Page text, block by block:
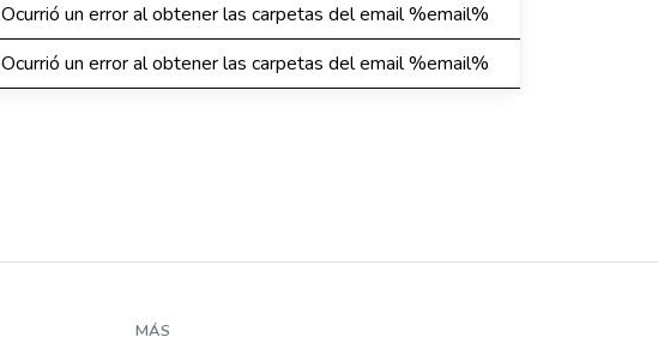
Ocurrió un error al obtener las carpetas del email %email%
Ocurrió un error al obtener las carpetas del email %email%
MÁS